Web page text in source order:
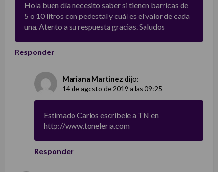
Hola buen día necesito saber si tienen barricas de
5 o 10 litros con pedestal y cuál es el valor de cada
una. Atento a su respuesta gracias. Saludos
Responder
Mariana Martinez dijo:
14 de agosto de 2019 a las 09:25
Estimado Carlos escríbele a TN en
http://www.toneleria.com
Responder